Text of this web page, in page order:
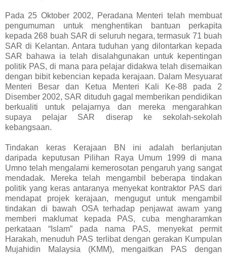
Pada 25 Oktober 2002, Peradana Menteri telah membuat
pengumuman untuk menghentikan bantuan perkapita
kepada 268 buah SAR di seluruh negara, termasuk 71 buah
SAR di Kelantan. Antara tuduhan yang dilontarkan kepada
SAR bahawa ia telah disalahgunakan untuk kepentingan
politik PAS, di mana para pelajar didakwa telah disemaikan
dengan bibit kebencian kepada kerajaan. Dalam Mesyuarat
Menteri Besar dan Ketua Menteri Kali Ke-88 pada 2
Disember 2002, SAR dituduh gagal memberikan pendidikan
berkualiti untuk pelajarnya dan mereka mengarahkan
supaya pelajar SAR diserap ke sekolah-sekolah
kebangsaan.
Tindakan keras Kerajaan BN ini adalah berlanjutan
daripada keputusan Pilihan Raya Umum 1999 di mana
Umno telah mengalami kemerosotan pengaruh yang sangat
mendadak. Mereka telah mengambil beberapa tindakan
politik yang keras antaranya menyekat kontraktor PAS dari
mendapat projek kerajaan, mengugut untuk mengambil
tindakan di bawah OSA terhadap penjawat awam yang
memberi maklumat kepada PAS, cuba mengharamkan
perkataan “Islam” pada nama PAS, menyekat permit
Harakah, menuduh PAS terlibat dengan gerakan Kumpulan
Mujahidin Malaysia (KMM), mengaitkan PAS dengan